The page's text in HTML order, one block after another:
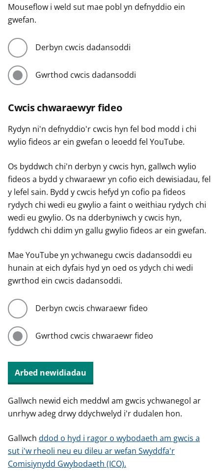
Mouseflow i weld sut mae pobl yn defnyddio ein
gwefan.
Derbyn cwcis dadansoddi
Gwrthod cwcis dadansoddi
Cwcis chwaraewyr fideo
Rydyn ni'n defnyddio'r cwcis hyn fel bod modd i chi
wylio fideos ar ein gwefan o leoedd fel YouTube.
Os byddwch chi'n derbyn y cwcis hyn, gallwch wylio
fideos a bydd y chwaraewr yn cofio eich dewisiadau, fel
y lefel sain. Bydd y cwcis hefyd yn cofio pa fideos
rydych chi wedi eu gwylio a faint o weithiau rydych chi
wedi eu gwylio. Os na dderbyniwch y cwcis hyn,
fyddwch chi ddim yn gallu gwylio fideos ar ein gwefan.
Mae YouTube yn ychwanegu cwcis dadansoddi eu
hunain at eich dyfais hyd yn oed os ydych chi wedi
gwrthod ein cwcis dadansoddi.
Derbyn cwcis chwaraewr fideo
Gwrthod cwcis chwaraewr fideo
Arbed newidiadau
Gallwch newid eich meddwl am gwcis ychwanegol ar
unrhyw adeg drwy ddychwelyd i'r dudalen hon.
Gallwch ddod o hyd i ragor o wybodaeth am gwcis a
sut i'w rheoli neu eu dileu ar wefan Swyddfa'r
Comisiynydd Gwybodaeth (ICO).